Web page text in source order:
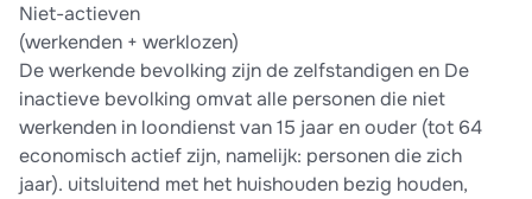
Niet-actieven
(werkenden + werklozen)
De werkende bevolking zijn de zelfstandigen en De
inactieve bevolking omvat alle personen die niet
werkenden in loondienst van 15 jaar en ouder (tot 64
economisch actief zijn, namelijk: personen die zich
jaar). uitsluitend met het huishouden bezig houden,